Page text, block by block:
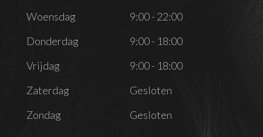
Woensdag
9:00 - 22:00
Donderdag
9:00 - 18:00
Vrijdag
9:00 - 18:00
Zaterdag
Gesloten
Zondag
Gesloten